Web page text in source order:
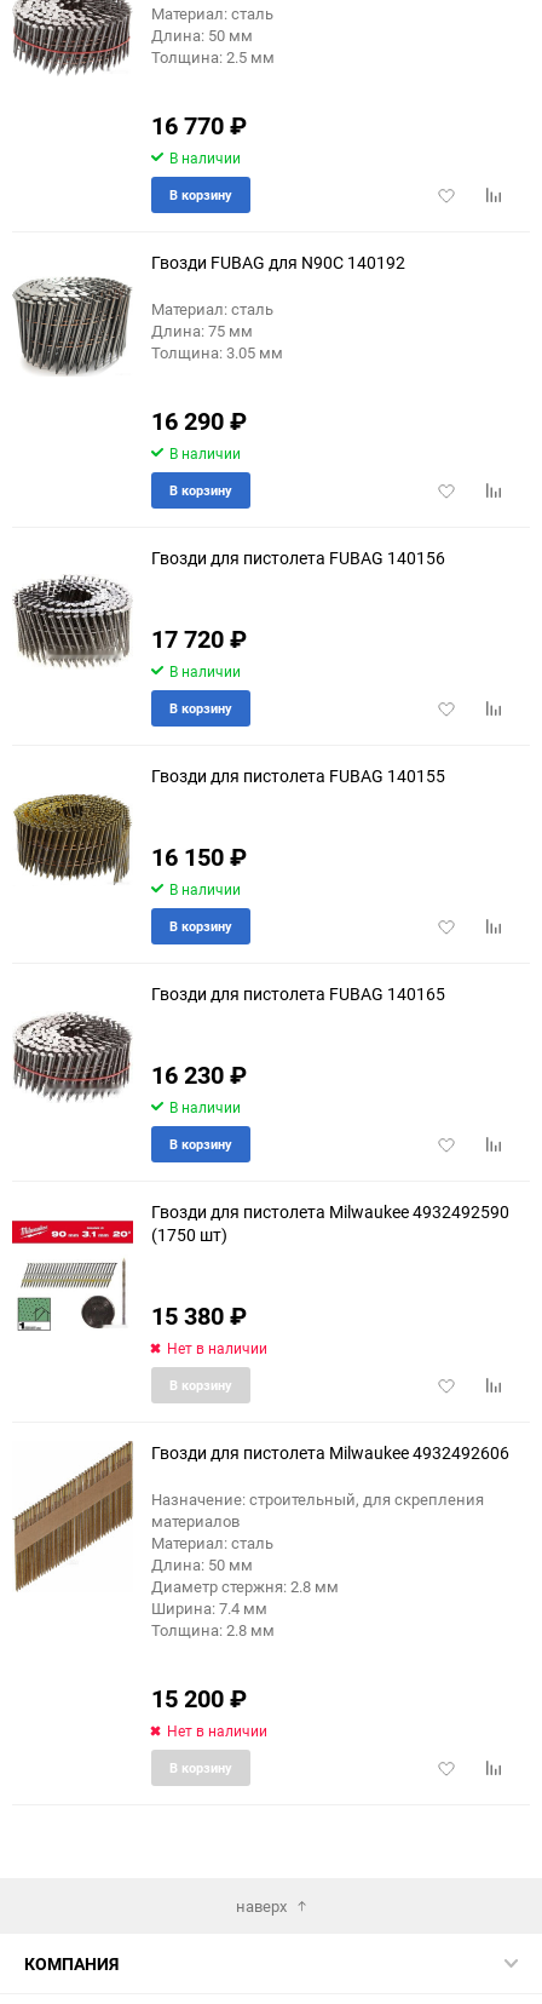
Материал: сталь
Длина: 50 мм
Толщина: 2.5 мм
16 770₽
В наличии
Добавить
В корзину
Гвозди FUBAG для N90C 140192
Материал: сталь
Длина: 75 мм
Толщина: 3.05 мм
16 290₽
В наличии
Добавить
В корзину
Гвозди для пистолета FUBAG 140156
17 720₽
В наличии
Добавить
В корзину
Гвозди для пистолета FUBAG 140155
16 150₽
В наличии
Добавить
В корзину
Гвозди для пистолета FUBAG 140165
16 230₽
В наличии
Добавить
В корзину
Гвозди для пистолета Milwaukee 4932492590
(1750 шт)
15 380₽
Нет в наличии
Добавить
В корзину
Гвозди для пистолета Milwaukee 4932492606
Назначение: строительный, для скрепления
материалов
Материал: сталь
Длина: 50 мм
Диаметр стержня: 2.8 мм
Ширина: 7.4 мм
Толщина: 2.8 мм
15 200₽
Нет в наличии
Добавить
В корзину
наверх
КОМПАНИЯ